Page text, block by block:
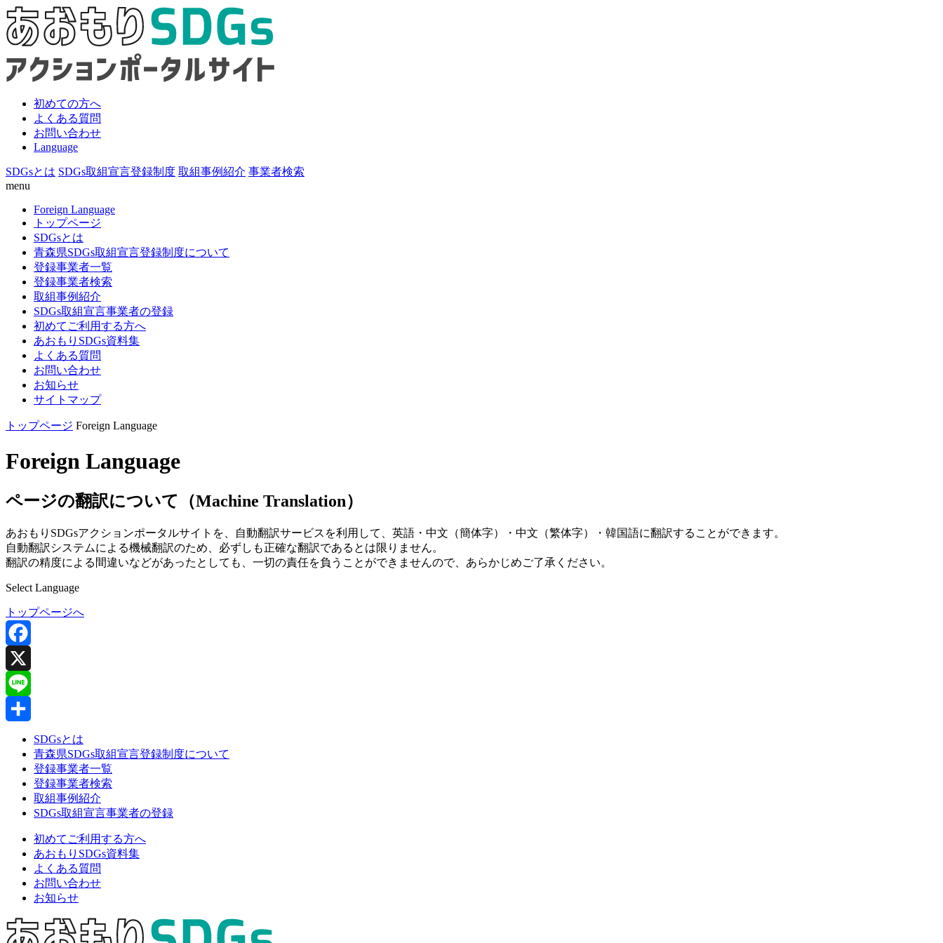
初めての方へ
よくある質問
お問い合わせ
Language
SDGsとは SDGs取組宣言登録制度 取組事例紹介 事業者検索
menu
Foreign Language
トップページ
SDGsとは
青森県SDGs取組宣言登録制度について
登録事業者一覧
登録事業者検索
取組事例紹介
SDGs取組宣言事業者の登録
初めてご利用する方へ
あおもりSDGs資料集
よくある質問
お問い合わせ
お知らせ
サイトマップ
トップページ Foreign Language
Foreign Language
ページの翻訳について（Machine Translation）
あおもりSDGsアクションポータルサイトを、自動翻訳サービスを利用して、英語・中文（簡体字）・中文（繁体字）・韓国語に翻訳することができます。
自動翻訳システムによる機械翻訳のため、必ずしも正確な翻訳であるとは限りません。
翻訳の精度による間違いなどがあったとしても、一切の責任を負うことができませんので、あらかじめご了承ください。
Select Language
トップページへ
Facebook
X
Line
SDGsとは
青森県SDGs取組宣言登録制度について
登録事業者一覧
登録事業者検索
取組事例紹介
SDGs取組宣言事業者の登録
初めてご利用する方へ
あおもりSDGs資料集
よくある質問
お問い合わせ
お知らせ